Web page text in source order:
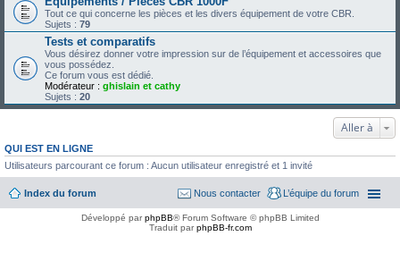
Tout ce qui concerne les pièces et les divers équipement de votre CBR.
Sujets : 79
Tests et comparatifs
Vous désirez donner votre impression sur de l’équipement et accessoires que
vous possédez.
Ce forum vous est dédié.
Modérateur : ghislain et cathy
Sujets : 20
Aller à
QUI EST EN LIGNE
Utilisateurs parcourant ce forum : Aucun utilisateur enregistré et 1 invité
Index du forum L’équipe du forum
Nous contacter
Développé parphpBB® Forum Software © phpBB Limited
Traduit parphpBB-fr.com